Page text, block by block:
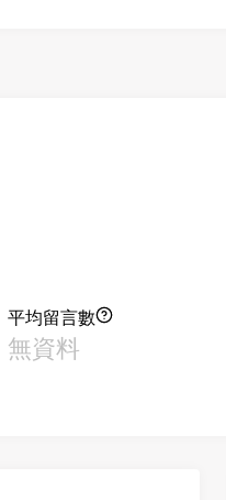
平均留言數
無資料